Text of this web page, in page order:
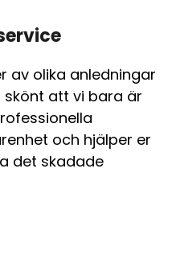
av olika anledningar
att vi bara är
och hjälper er
det skadade